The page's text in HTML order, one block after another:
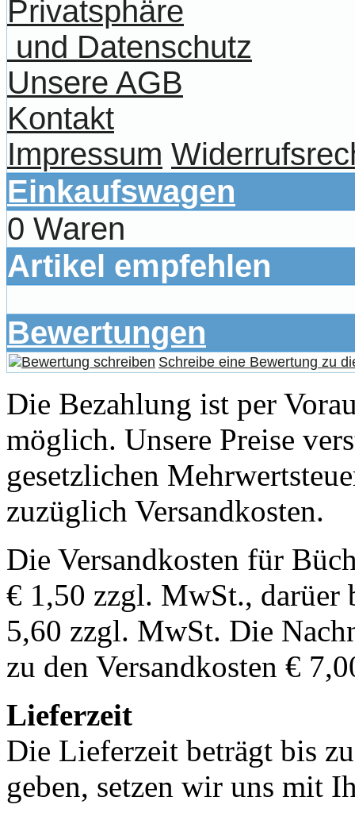
Privatsphäre
und Datenschutz
Unsere AGB
Kontakt
Impressum
Einkaufswagen
0 Waren
Artikel empfehlen
Bewertungen
Schreibe eine Bewertung zu
Die Bezahlung ist per
möglich. Unsere Preise
gesetzlichen
zuzüglich Versandkosten.
Die Versandkosten für
€ 1,50 zzgl. MwSt., darüer
5,60 zzgl. MwSt. Die
zu den Versandkosten €
Lieferzeit
Die Lieferzeit beträgt bis
geben, setzen wir uns mit